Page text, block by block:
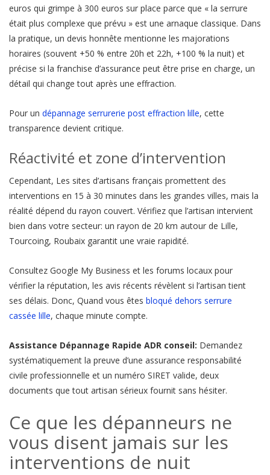
euros qui grimpe à 300 euros sur place parce que « la serrure
était plus complexe que prévu » est une arnaque classique. Dans
la pratique, un devis honnête mentionne les majorations
horaires (souvent +50 % entre 20h et 22h, +100 % la nuit) et
précise si la franchise d’assurance peut être prise en charge, un
détail qui change tout après une effraction.
Pour un dépannage serrurerie post effraction lille, cette
transparence devient critique.
Réactivité et zone d’intervention
Cependant, Les sites d’artisans français promettent des
interventions en 15 à 30 minutes dans les grandes villes, mais la
réalité dépend du rayon couvert. Vérifiez que l’artisan intervient
bien dans votre secteur: un rayon de 20 km autour de Lille,
Tourcoing, Roubaix garantit une vraie rapidité.
Consultez Google My Business et les forums locaux pour
vérifier la réputation, les avis récents révèlent si l’artisan tient
ses délais. Donc, Quand vous êtes bloqué dehors serrure
cassée lille, chaque minute compte.
Assistance Dépannage Rapide ADR conseil: Demandez
systématiquement la preuve d’une assurance responsabilité
civile professionnelle et un numéro SIRET valide, deux
documents que tout artisan sérieux fournit sans hésiter.
Ce que les dépanneurs ne
vous disent jamais sur les
interventions de nuit